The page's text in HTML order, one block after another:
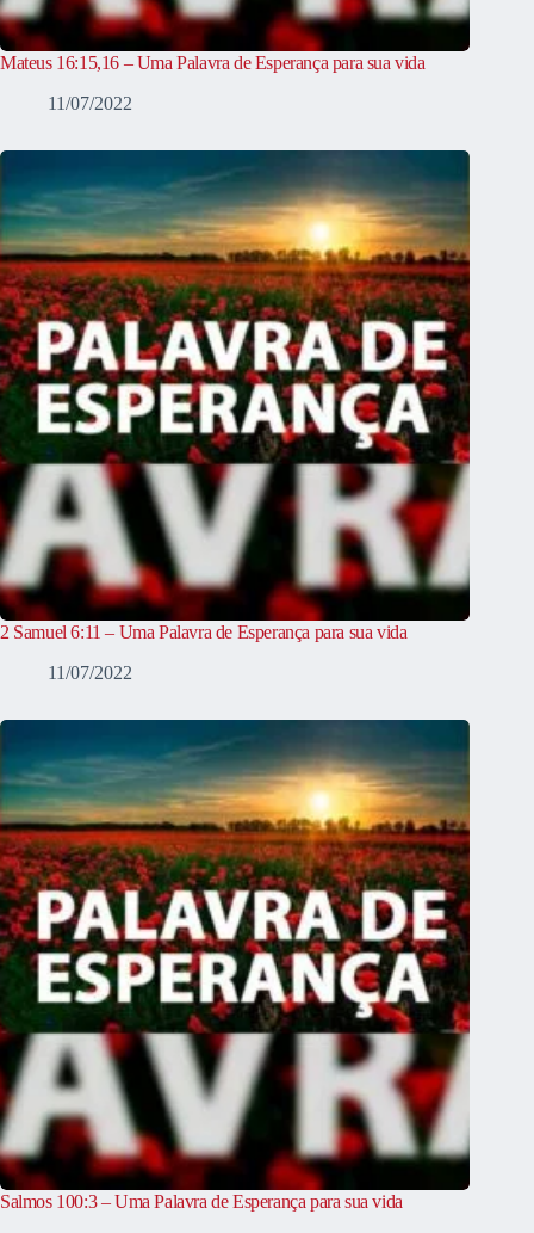
Mateus 16:15,16 – Uma Palavra de Esperança para sua vida
11/07/2022
2 Samuel 6:11 – Uma Palavra de Esperança para sua vida
11/07/2022
Salmos 100:3 – Uma Palavra de Esperança para sua vida